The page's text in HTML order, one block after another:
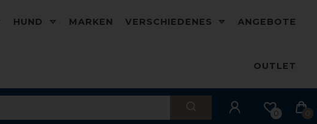
HUND MARKEN VERSCHIEDENES ANGEBOTE
OUTLET
0 0